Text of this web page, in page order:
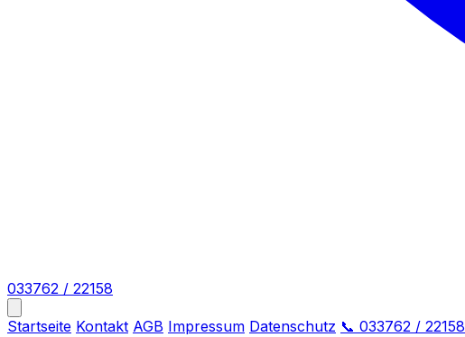
033762 / 22158
Startseite Kontakt AGB Impressum Datenschutz 📞 033762 / 22158